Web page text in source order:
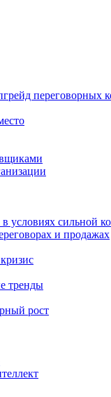
переговорных
условиях сильной
и продажах
тренды
рост